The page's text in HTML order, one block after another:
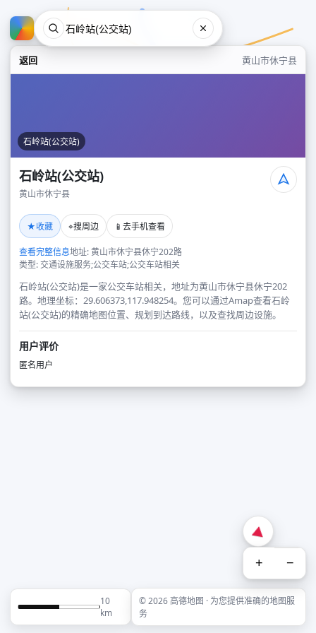
返回 黄山市休宁县
石岭站(公交站)
石岭站(公交站)
黄山市休宁县
★收藏 ⌖搜周边 📱 去手机查看
查看完整信息地址: 黄山市休宁县休宁202路
类型: 交通设施服务;公交车站;公交车站相关
石岭站(公交站)是一家公交车站相关，地址为黄山市休宁县休宁202
路。地理坐标：29.606373,117.948254。您可以通过Amap查看石岭
站(公交站)的精确地图位置、规划到达路线，以及查找周边设施。
用户评价
匿名用户
+ −
10
km
© 2026 高德地图 · 为您提供准确的地图服
务